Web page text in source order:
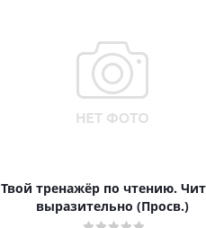
Твой тренажёр по чтению.
выразительно (Просв.)